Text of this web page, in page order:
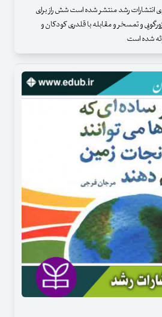
انتشارات رشد منتشر شده است شش راز برای
و تمسخر و مقابله با قلدری کودکان و
شده است